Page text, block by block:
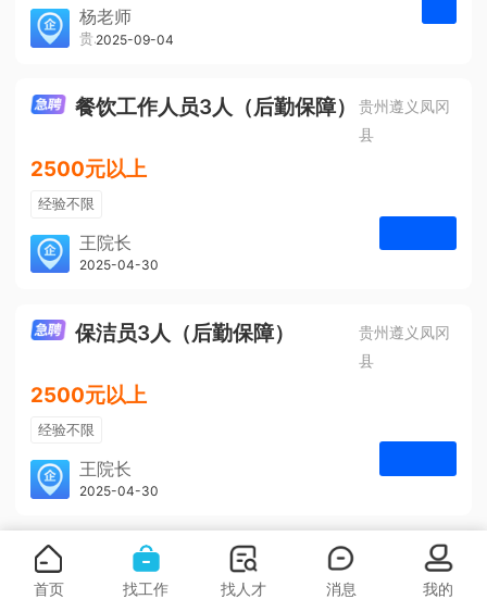
带薪年假
年终奖
免费培训
包住宿
杨老师
贵州大美前程文化发展有限公司
2025-09-04
餐饮工作人员3人（后勤保障）
贵州遵义凤冈
县
2500元以上
经验不限
学历不限
3人
王院长
凤冈安宁医院
2025-04-30
保洁员3人（后勤保障）
贵州遵义凤冈
县
2500元以上
经验不限
学历不限
3人
王院长
凤冈安宁医院
2025-04-30
首页 找工作 找人才 消息 我的